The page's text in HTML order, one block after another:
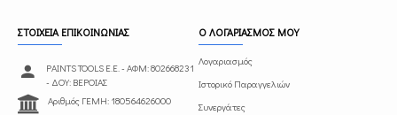
ΣΤΟΙΧΕΙΑ ΕΠΙΚΟΙΝΩΝΙΑΣ
PAINTS TOOLS Ε.Ε. - ΑΦΜ: 802668231
- ΔΟΥ: ΒΕΡΟΙΑΣ
Αριθμός ΓΕΜΗ: 180564626000
Ο ΛΟΓΑΡΙΑΣΜΟΣ ΜΟΥ
Λογαριασμός
Ιστορικό Παραγγελιών
Συνεργάτες